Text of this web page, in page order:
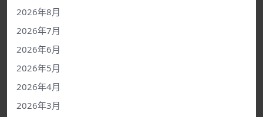
2026年8月
2026年7月
2026年6月
2026年5月
2026年4月
2026年3月